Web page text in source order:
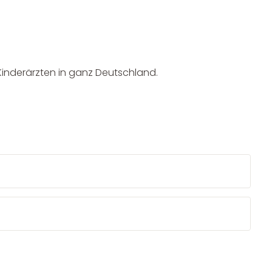
in ganz Deutschland.
Newsletter Anmelden